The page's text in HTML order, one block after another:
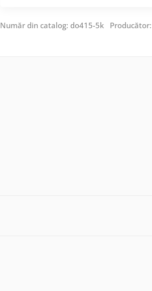
Număr din catalog: do415-5k Producător: